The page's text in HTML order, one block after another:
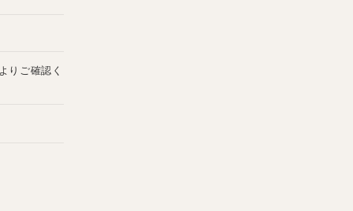
りご確認く